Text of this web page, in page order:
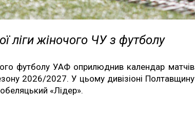
ліги жіночого ЧУ з футболу
футболу УАФ оприлюднив календар матчів
2026/2027. У цьому дивізіоні Полтавщину
«Лідер».